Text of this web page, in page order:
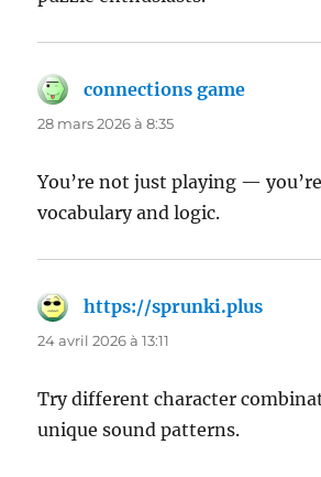
connections game
28 mars 2026 à 8:35
You’re not just playing —
vocabulary and logic.
https://sprunki.plus
24 avril 2026 à 13:11
Try different character
unique sound patterns.